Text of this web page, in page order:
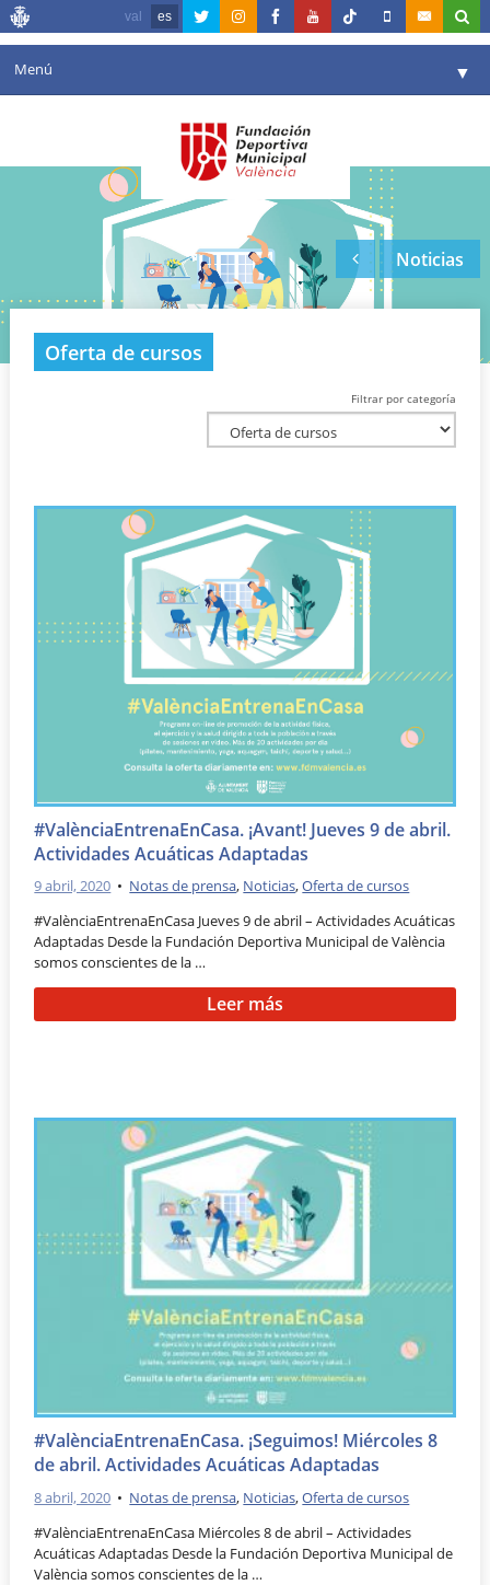
val es
Menú ▼
Agenda
▼
Valencia en deporte
Portal de Transparencia
Noticias
Oferta de cursos
Filtrar por categoría
#ValènciaEntrenaEnCasa. ¡Avant! Jueves 9 de abril.
Actividades Acuáticas Adaptadas
9 abril, 2020 • Notas de prensa, Noticias,Oferta de cursos
#ValènciaEntrenaEnCasa Jueves 9 de abril – Actividades Acuáticas
Adaptadas Desde la Fundación Deportiva Municipal de València
somos conscientes de la …
Leer más
#ValènciaEntrenaEnCasa. ¡Seguimos! Miércoles 8
de abril. Actividades Acuáticas Adaptadas
8 abril, 2020 • Notas de prensa, Noticias,Oferta de cursos
#ValènciaEntrenaEnCasa Miércoles 8 de abril – Actividades
Acuáticas Adaptadas Desde la Fundación Deportiva Municipal de
València somos conscientes de la …